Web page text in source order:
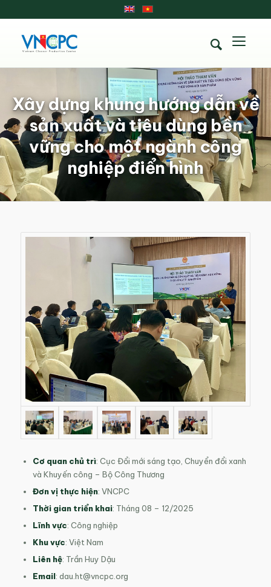
Xây dựng khung hướng dẫn về
sản xuất và tiêu dùng bền
vững cho một ngành công
nghiệp điển hình
Cơ quan chủ trì: Cục Đổi mới sáng tạo, Chuyển đổi xanh
và Khuyến công – Bộ Công Thương
Đơn vị thực hiện: VNCPC
Thời gian triển khai: Tháng 08 – 12/2025
Lĩnh vực: Công nghiệp
Khu vực: Việt Nam
Liên hệ: Trần Huy Dậu
Email: dau.ht@vncpc.org